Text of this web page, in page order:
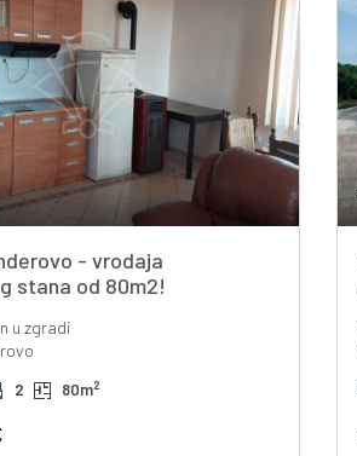
- vrodaja
stana od 80m2!
u zgradi
2 80m2